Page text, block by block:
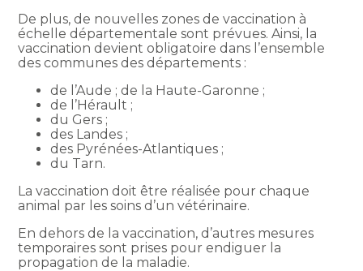
De plus, de nouvelles zones de vaccination à
échelle départementale sont prévues. Ainsi, la
vaccination devient obligatoire dans l’ensemble
des communes des départements :
de l’Aude ; de la Haute-Garonne ;
de l’Hérault ;
du Gers ;
des Landes ;
des Pyrénées-Atlantiques ;
du Tarn.
La vaccination doit être réalisée pour chaque
animal par les soins d’un vétérinaire.
En dehors de la vaccination, d’autres mesures
temporaires sont prises pour endiguer la
propagation de la maladie.